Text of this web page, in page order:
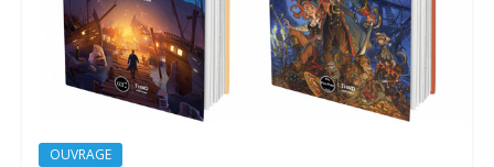
OUVRAGE